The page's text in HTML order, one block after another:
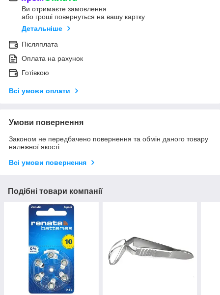
Ви отримаєте замовлення
або гроші повернуться на вашу картку
Детальніше
Післяплата
Оплата на рахунок
Готівкою
Всі умови оплати
Умови повернення
Законом не передбачено повернення та обмін даного товару
належної якості
Всі умови повернення
Подібні товари компанії